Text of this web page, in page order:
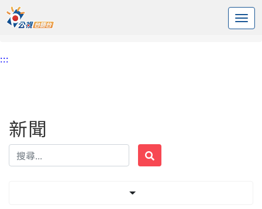
中央內容區塊
頭頁
:::
新聞